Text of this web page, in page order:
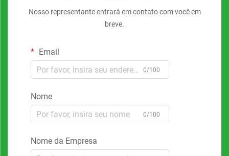
Nosso representante entrará em contato com você em
breve.
Email
0/100
Nome
0/100
Nome da Empresa